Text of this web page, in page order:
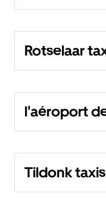
Rotselaar
l'aéroport
Tildonk taxis